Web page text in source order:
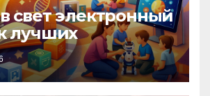
свет электронный
лучших
практик
дошкольного